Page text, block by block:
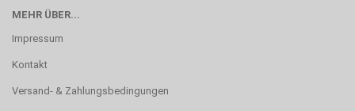
MEHR ÜBER...
Impressum
Kontakt
Versand- & Zahlungsbedingungen